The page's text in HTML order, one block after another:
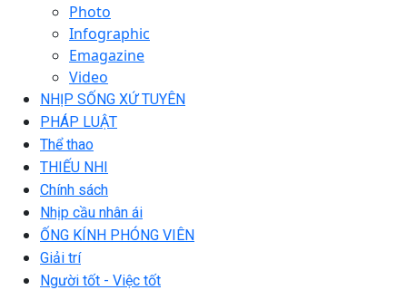
Photo
Infographic
Emagazine
Video
NHỊP SỐNG XỨ TUYÊN
PHÁP LUẬT
Thể thao
THIẾU NHI
Chính sách
Nhịp cầu nhân ái
ỐNG KÍNH PHÓNG VIÊN
Giải trí
Người tốt - Việc tốt